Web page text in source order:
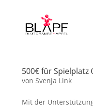
500€ für Spielplatz
von Svenja Link
Mit der